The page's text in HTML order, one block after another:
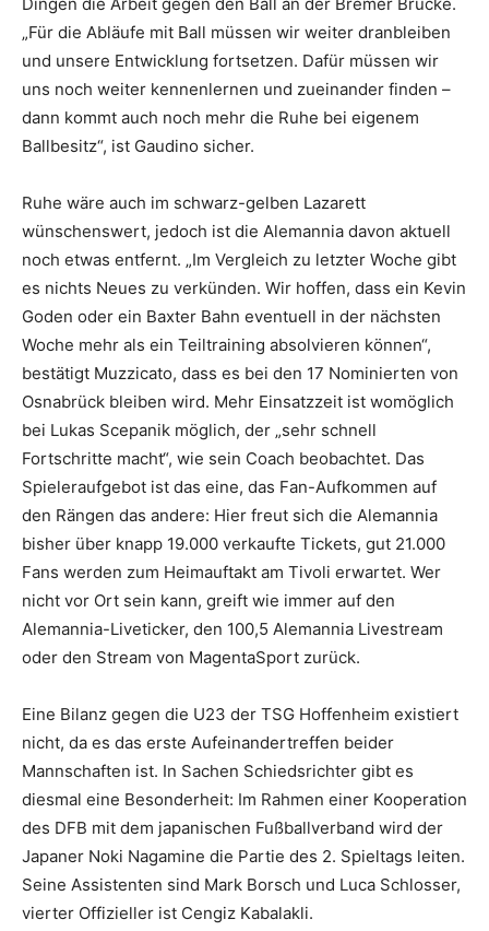
„Für die Abläufe mit Ball müssen wir weiter dranbleiben
und unsere Entwicklung fortsetzen. Dafür müssen wir
uns noch weiter kennenlernen und zueinander finden –
dann kommt auch noch mehr die Ruhe bei eigenem
Ballbesitz“, ist Gaudino sicher.
Ruhe wäre auch im schwarz-gelben Lazarett
wünschenswert, jedoch ist die Alemannia davon aktuell
noch etwas entfernt. „Im Vergleich zu letzter Woche gibt
es nichts Neues zu verkünden. Wir hoffen, dass ein Kevin
Goden oder ein Baxter Bahn eventuell in der nächsten
Woche mehr als ein Teiltraining absolvieren können“,
bestätigt Muzzicato, dass es bei den 17 Nominierten von
Osnabrück bleiben wird. Mehr Einsatzzeit ist womöglich
bei Lukas Scepanik möglich, der „sehr schnell
Fortschritte macht“, wie sein Coach beobachtet. Das
Spieleraufgebot ist das eine, das Fan-Aufkommen auf
den Rängen das andere: Hier freut sich die Alemannia
bisher über knapp 19.000 verkaufte Tickets, gut 21.000
Fans werden zum Heimauftakt am Tivoli erwartet. Wer
nicht vor Ort sein kann, greift wie immer auf den
Alemannia-Liveticker, den 100,5 Alemannia Livestream
oder den Stream von MagentaSport zurück.
Eine Bilanz gegen die U23 der TSG Hoffenheim existiert
nicht, da es das erste Aufeinandertreffen beider
Mannschaften ist. In Sachen Schiedsrichter gibt es
diesmal eine Besonderheit: Im Rahmen einer Kooperation
des DFB mit dem japanischen Fußballverband wird der
Japaner Noki Nagamine die Partie des 2. Spieltags leiten.
Seine Assistenten sind Mark Borsch und Luca Schlosser,
vierter Offizieller ist Cengiz Kabalakli.